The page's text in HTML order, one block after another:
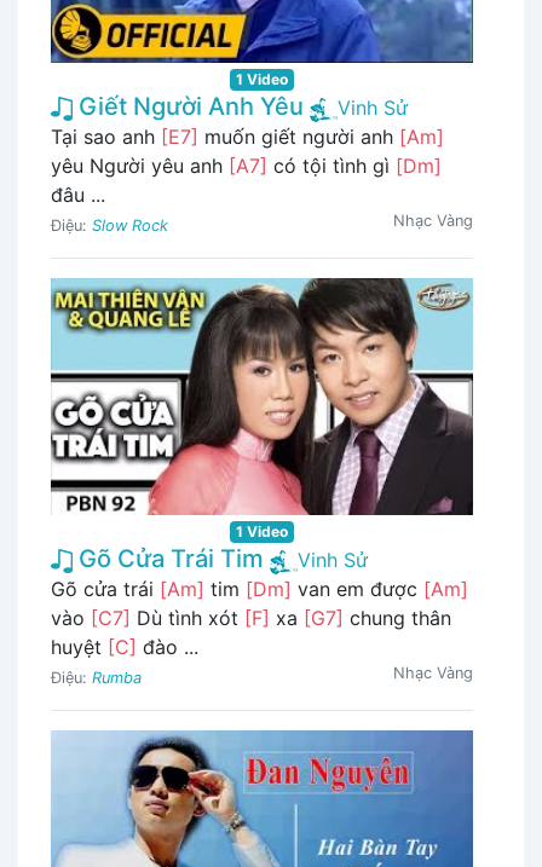
1 Video
Giết Người Anh Yêu
Vinh Sử
Tại sao anh [E7] muốn giết người anh [Am]
yêu Người yêu anh [A7] có tội tình gì [Dm]
đâu ...
Điệu: Slow Rock Nhạc Vàng
1 Video
Gõ Cửa Trái Tim
Vinh Sử
Gõ cửa trái [Am] tim [Dm] van em được [Am]
vào [C7] Dù tình xót [F] xa [G7] chung thân
huyệt [C] đào ...
Điệu: Rumba Nhạc Vàng